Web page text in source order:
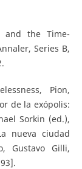
and the Time-
Series B,
Pion,
de la exópolis:
Sorkin (ed.),
nueva ciudad
Gustavo Gilli,